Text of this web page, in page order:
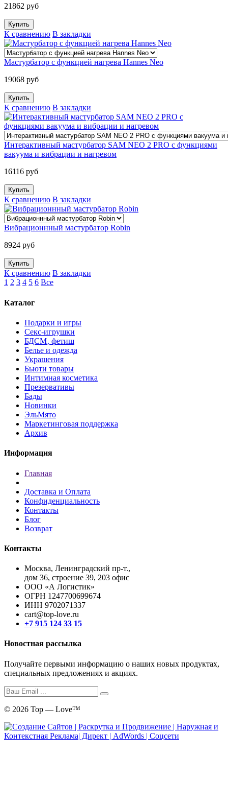
21862 руб
К сравнению В закладки
Мастурбатор с функцией нагрева Hannes Neo
19068 руб
К сравнению В закладки
Интерактивный мастурбатор SAM NEO 2 PRO с функциями
вакуума и вибрации и нагревом
16116 руб
К сравнению В закладки
Вибрационнный мастурбатор Robin
8924 руб
К сравнению В закладки
1 2 3 4 5 6 Все
Каталог
Подарки и игры
Секс-игрушки
БДСМ‚ фетиш
Белье и одежда
Украшения
Бьюти товары
Интимная косметика
Презервативы
Бады
Новинки
ЭльМято
Маркетинговая поддержка
Архив
Информация
Главная
Доставка и Оплата
Конфиденциальность
Контакты
Блог
Возврат
Контакты
Москва, Ленинградский пр-т.,
дом 36, строение 39, 203 офис
ООО «А Логистик»
ОГРН 1247700699674
ИНН 9702071337
cart@top-love.ru
+7 915 124 33 15
Новостная рассылка
Получайте первыми информацию о наших новых продуктах,
специальных предложениях и акциях.
© 2026 Top — Love™